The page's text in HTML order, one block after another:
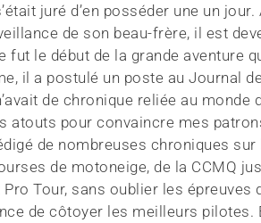
juré d’en posséder une un
de son beau-frère, il est
fut le début de la grande aventure
il a postulé un poste au Journal
de chronique reliée au
atouts pour convaincre mes
de nombreuses chroniques
de motoneige, de la CCMQ
Pro Tour, sans oublier les épreuves
de côtoyer les meilleurs